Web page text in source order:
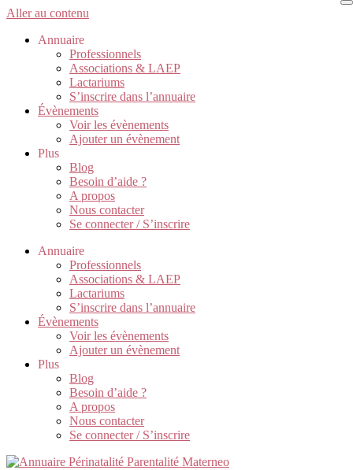
Aller au contenu
Annuaire
Professionnels
Associations & LAEP
Lactariums
S’inscrire dans l’annuaire
Évènements
Voir les évènements
Ajouter un évènement
Plus
Blog
Besoin d’aide ?
A propos
Nous contacter
Se connecter / S’inscrire
Annuaire
Professionnels
Associations & LAEP
Lactariums
S’inscrire dans l’annuaire
Évènements
Voir les évènements
Ajouter un évènement
Plus
Blog
Besoin d’aide ?
A propos
Nous contacter
Se connecter / S’inscrire